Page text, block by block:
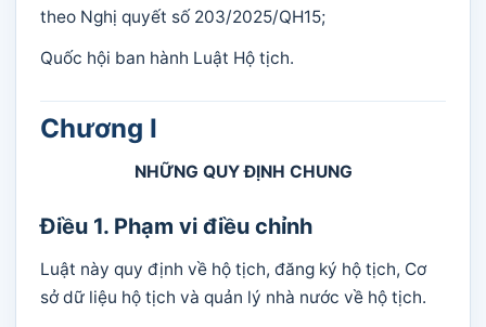
theo Nghị quyết số 203/2025/QH15;
Quốc hội ban hành Luật Hộ tịch.
Chương I
NHỮNG QUY ĐỊNH CHUNG
Điều 1. Phạm vi điều chỉnh
Luật này quy định về hộ tịch, đăng ký hộ tịch, Cơ
sở dữ liệu hộ tịch và quản lý nhà nước về hộ tịch.